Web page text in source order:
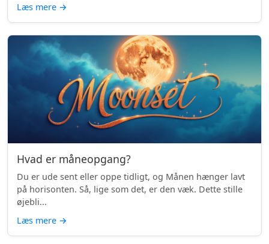
Læs mere →
Hvad er måneopgang?
Du er ude sent eller oppe tidligt, og Månen hænger lavt
på horisonten. Så, lige som det, er den væk. Dette stille
øjebli...
Læs mere →